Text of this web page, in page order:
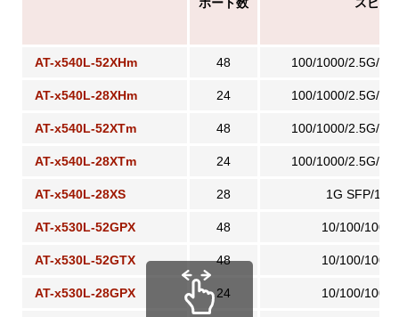
AT-x540L-52XHm 48 100/1000/2.5G/
AT-x540L-28XHm 24 100/1000/2.5G/
AT-x540L-52XTm 48 100/1000/2.5G/
AT-x540L-28XTm 24 100/1000/2.5G/
AT-x540L-28XS 28 1G SFP/
AT-x530L-52GPX 48 10/100/
AT-x530L-52GTX 48 10/100/
AT-x530L-28GPX 24 10/100/